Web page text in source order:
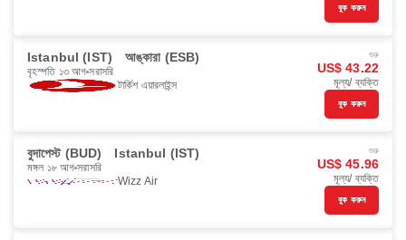
বুক করুন
Istanbul (IST) আঙ্কারা (ESB)
বৃহস্পতি ১৩ আগ সরাসরি
টার্কিশ এয়ারলাইন্স
শুরু
US$ 43.22
মূল্য/ ব্যক্তি
বুক করুন
বুদাপেস্ট (BUD) Istanbul (IST)
মঙ্গল ১৮ আগ সরাসরি
Wizz Air
শুরু
US$ 45.96
মূল্য/ ব্যক্তি
বুক করুন